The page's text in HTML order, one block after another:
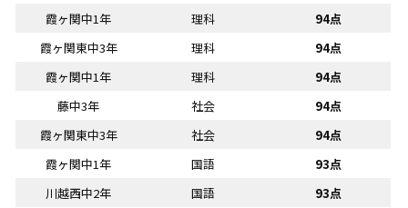
霞ヶ関中1年
理科
94点
霞ヶ関東中3年
理科
94点
霞ヶ関中1年
理科
94点
藤中3年
社会
94点
霞ヶ関東中3年
社会
94点
霞ヶ関中1年
国語
93点
川越西中2年
国語
93点